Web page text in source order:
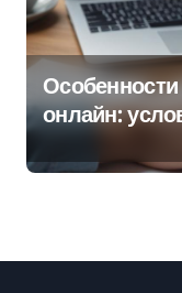
онлайн:
ставки и